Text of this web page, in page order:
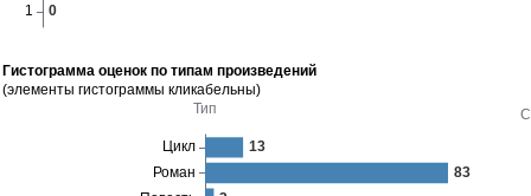
Гистограмма оценок по типам произведений
(элементы гистограммы кликабельны)